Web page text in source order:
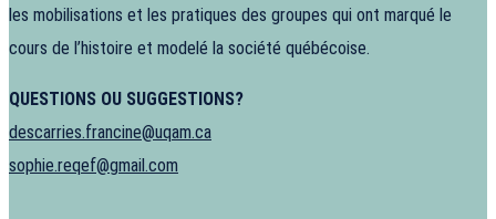
les mobilisations et les pratiques des groupes qui ont marqué le
cours de l’histoire et modelé la société québécoise.
QUESTIONS OU SUGGESTIONS?
descarries.francine@uqam.ca
sophie.reqef@gmail.com